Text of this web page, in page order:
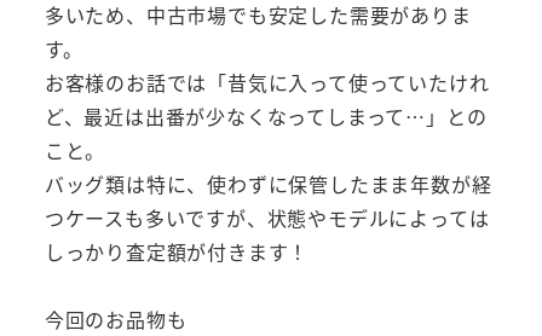
多いため、中古市場でも安定した需要がありま
す。
お客様のお話では「昔気に入って使っていたけれ
ど、最近は出番が少なくなってしまって…」との
こと。
バッグ類は特に、使わずに保管したまま年数が経
つケースも多いですが、状態やモデルによっては
しっかり査定額が付きます！
今回のお品物も